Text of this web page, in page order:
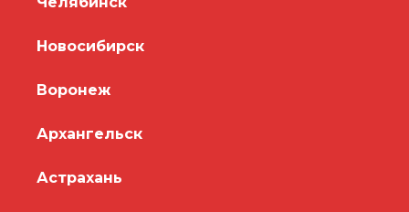
Новосибирск
Воронеж
Архангельск
Астрахань